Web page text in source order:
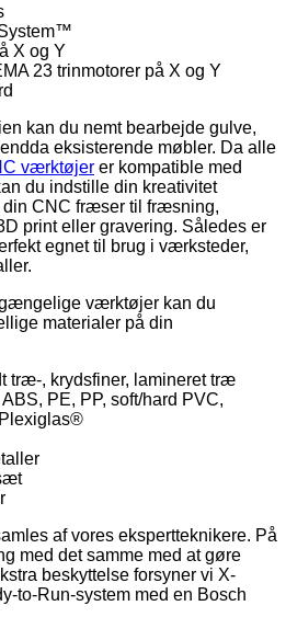
X og Y
23 trinmotorer på X og Y
kan du nemt bearbejde gulve,
eksisterende møbler. Da alle
værktøjer er kompatible med
du indstille din kreativitet
din CNC fræser til fræsning,
print eller gravering. Således er
egnet til brug i værksteder,
værktøjer kan du
materialer på din
træ-, krydsfiner, lamineret træ
PE, PP, soft/hard PVC,
af vores ekspertteknikere. På
med det samme med at gøre
beskyttelse forsyner vi X-
to-Run-system med en Bosch